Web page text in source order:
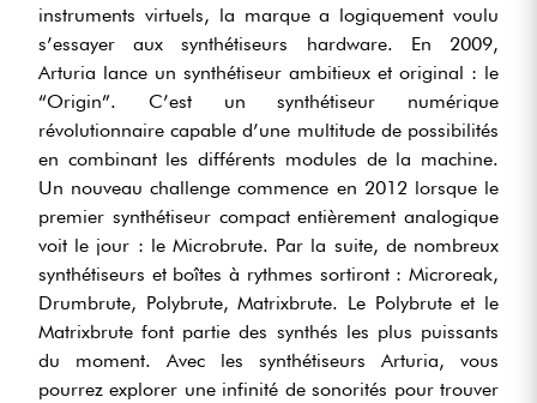
instruments virtuels, la marque a logiquement voulu
s’essayer aux synthétiseurs hardware. En 2009,
Arturia lance un synthétiseur ambitieux et original : le
“Origin”. C’est un synthétiseur numérique
révolutionnaire capable d’une multitude de possibilités
en combinant les différents modules de la machine.
Un nouveau challenge commence en 2012 lorsque le
premier synthétiseur compact entièrement analogique
voit le jour : le Microbrute. Par la suite, de nombreux
synthétiseurs et boîtes à rythmes sortiront : Microreak,
Drumbrute, Polybrute, Matrixbrute. Le Polybrute et le
Matrixbrute font partie des synthés les plus puissants
du moment. Avec les synthétiseurs Arturia, vous
pourrez explorer une infinité de sonorités pour trouver